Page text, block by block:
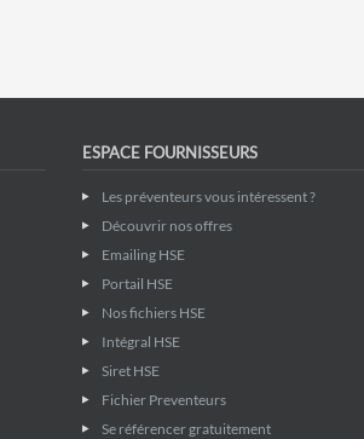
ESPACE FOURNISSEURS
Les préventeurs vous intéressent ?
Découvrir nos offres
Emailing HSE
Portail HSE
Nos fichiers HSE
Intégral HSE
Siret HSE
Fichier Preventeurs
Se référencer gratuitement